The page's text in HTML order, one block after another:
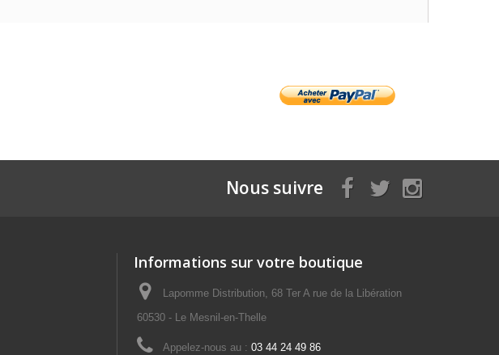
Nous suivre
Informations sur votre boutique
Lapomme Distribution, 68 Ter A rue de la Libération
60530 - Le Mesnil-en-Thelle
Appelez-nous au : 03 44 24 49 86